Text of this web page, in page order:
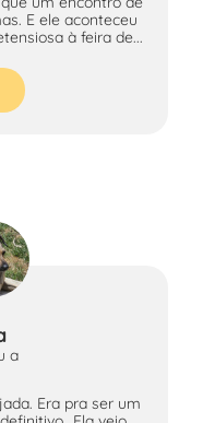
E ele aconteceu
à feira de...
a
Era pra ser um